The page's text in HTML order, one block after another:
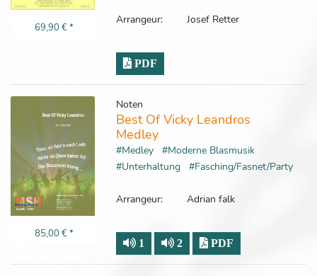
69,90 €*
Arrangeur:
Josef Retter
PDF
85,00 €*
Noten
Best Of Vicky Leandros
Medley
#Medley
#Moderne Blasmusik
#Unterhaltung
#Fasching/Fasnet/Party
Arrangeur: Adrian falk
1 2 PDF